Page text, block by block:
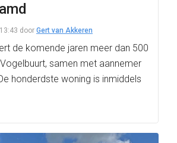
door Gert van Akkeren
de komende jaren meer dan 500
samen met aannemer
honderdste woning is inmiddels